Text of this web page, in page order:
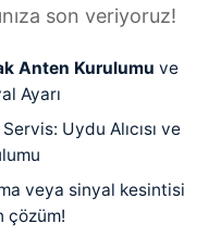
son veriyoruz!
Anten Kurulumu ve
Ayarı
Uydu Alıcısı ve
veya sinyal kesintisi
çözüm!